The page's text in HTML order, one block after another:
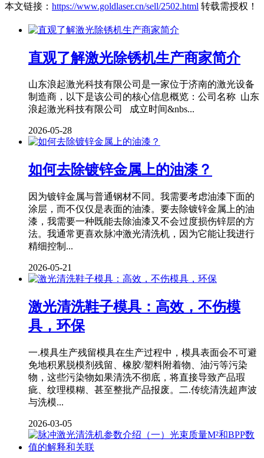
本文链接： https://www.goldlaser.cn/sell/2502.html 转载需授权！
直观了解激光除锈机生产商家简介
山东浪起激光科技有限公司是一家位于济南的激光设备
制造商，以下是该公司的核心信息概览：公司名称 山东
浪起激光科技有限公司 成立时间&nbs...
2026-05-28
如何去除镀锌金属上的油漆？
因为镀锌金属与普通钢材不同。我需要考虑油漆下面的
涂层，而不仅仅是表面的油漆。要去除镀锌金属上的油
漆，我需要一种既能去除油漆又不会过度损伤锌层的方
法。我通常更喜欢脉冲激光清洗机，因为它能让我进行
精细控制...
2026-05-21
激光清洗鞋子模具：高效，不伤模
具，环保
一.模具生产残留模具在生产过程中，模具表面会不可避
免地积累脱模剂残留、橡胶/塑料附着物、油污等污染
物，这些污染物如果清洗不彻底，将直接导致产品瑕
疵、纹理模糊、甚至整批产品报废。二.传统清洗超声波
与洗模...
2026-03-05